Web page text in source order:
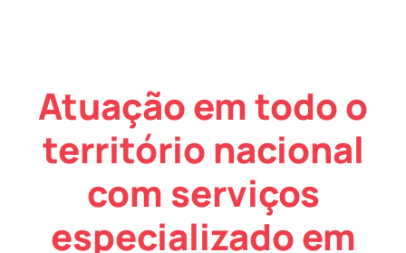
Atuação em todo o
território nacional
com serviços
especializado em